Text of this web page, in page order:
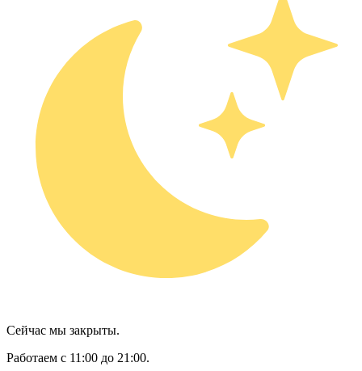
Сейчас мы закрыты.
Работаем с 11:00 до 21:00.